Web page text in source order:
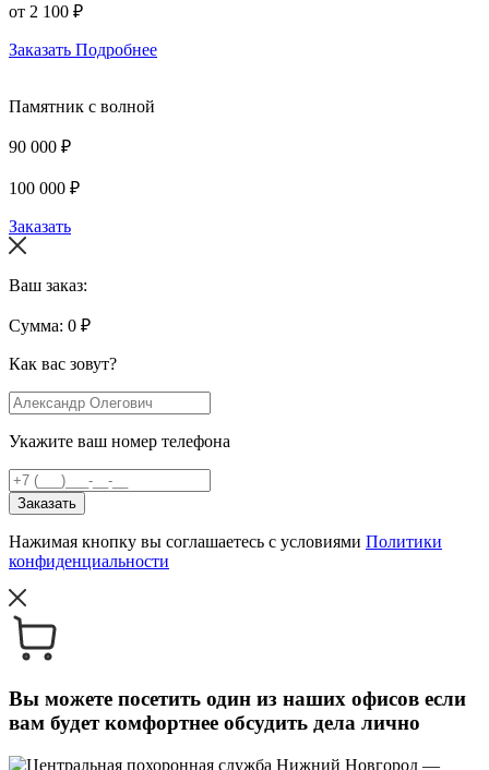
от 2 100 ₽
Заказать Подробнее
Памятник с волной
90 000 ₽
100 000 ₽
Заказать
Ваш заказ:
Сумма: 0 ₽
Как вас зовут?
Укажите ваш номер телефона
Заказать
Нажимая кнопку вы соглашаетесь с условиями Политики
конфиденциальности
Вы можете посетить один из наших офисов если
вам будет комфортнее обсудить дела лично